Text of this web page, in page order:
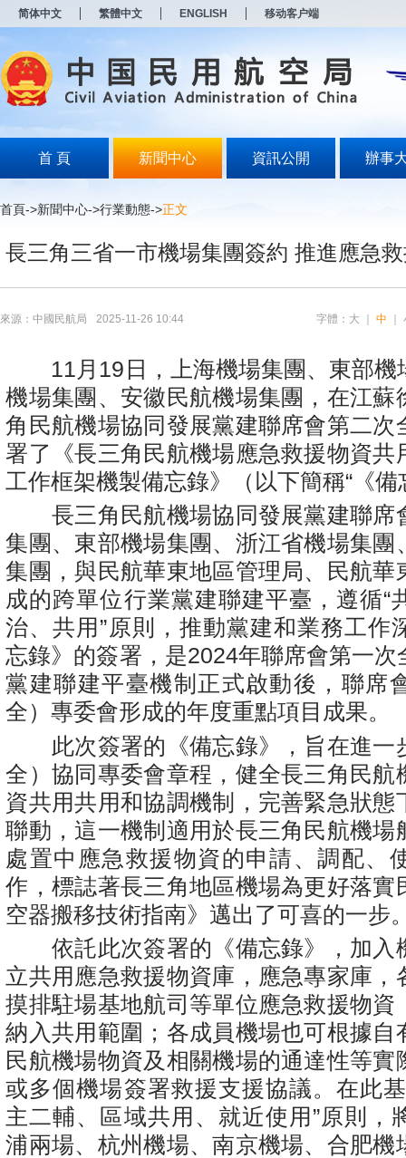
简体中文 繁體中文 ENGLISH 移动客户端
首 頁 新聞中心 資訊公開 辦事
首頁->新聞中心->行業動態->正文
長三角三省一市機場集團簽約 推進應急
來源：中國民航局 2025-11-26 10:44 字體： 大 中
11月19日，上海機場集團、東部機
機場集團、安徽民航機場集團，在江蘇
角民航機場協同發展黨建聯席會第二次
署了《長三角民航機場應急救援物資共
工作框架機製備忘錄》（以下簡稱“《備
長三角民航機場協同發展黨建聯席
集團、東部機場集團、浙江省機場集團
集團，與民航華東地區管理局、民航華
成的跨單位行業黨建聯建平臺，遵循“
治、共用”原則，推動黨建和業務工作
忘錄》的簽署，是2024年聯席會第一次
黨建聯建平臺機制正式啟動後，聯席
全）專委會形成的年度重點項目成果。
此次簽署的《備忘錄》，旨在進一
全）協同專委會章程，健全長三角民航
資共用共用和協調機制，完善緊急狀態
聯動，這一機制適用於長三角民航機場
處置中應急救援物資的申請、調配、
作，標誌著長三角地區機場為更好落實
空器搬移技術指南》邁出了可喜的一步
依託此次簽署的《備忘錄》，加入
立共用應急救援物資庫，應急專家庫，
摸排駐場基地航司等單位應急救援物資
納入共用範圍；各成員機場也可根據自
民航機場物資及相關機場的通達性等實
或多個機場簽署救援支援協議。在此
主二輔、區域共用、就近使用”原則，
浦兩場、杭州機場、南京機場、合肥機
打
开
无
障
说
按
Alt
波
浪
开